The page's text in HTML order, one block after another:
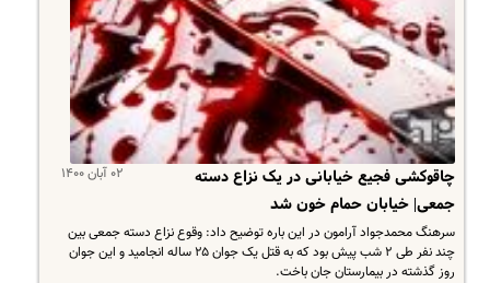
۰۲ آبان ۱۴۰۰
چاقوکشی فجیع خیابانی در یک نزاع دسته
جمعی| خیابان حمام خون شد
سرهنگ محمدجواد آرامون در این باره توضیح داد: وقوع نزاع دسته جمعی بین
چند نفر طی ۲ شب پیش بود که به قتل یک جوان ۲۵ ساله انجامید و این جوان
روز گذشته در بیمارستان جان باخت.